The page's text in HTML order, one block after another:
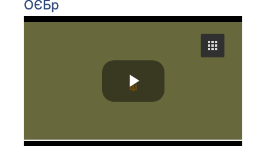
ОЄБр
P
l